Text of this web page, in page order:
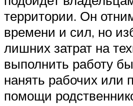
территории. Он
времени и сил, но
лишних затрат на
выполнить работу
нанять рабочих или
помощи